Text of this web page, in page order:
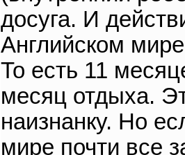
досуга. И
Английском
То есть 11
месяц отдыха.
наизнанку. Но
мире почти все